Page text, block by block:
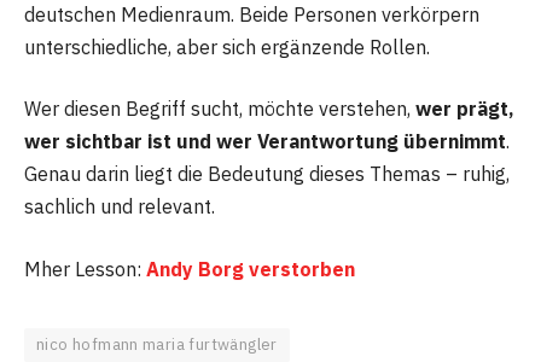
deutschen Medienraum. Beide Personen verkörpern
unterschiedliche, aber sich ergänzende Rollen.
Wer diesen Begriff sucht, möchte verstehen, wer prägt,
wer sichtbar ist und wer Verantwortung übernimmt.
Genau darin liegt die Bedeutung dieses Themas – ruhig,
sachlich und relevant.
Mher Lesson: Andy Borg verstorben
nico hofmann maria furtwängler